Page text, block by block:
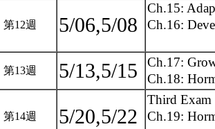
第12週 5/06,5/08
Ch.15:
Ch.16:
第13週 5/13,5/15
Ch.17:
Ch.18:
第14週 5/20,5/22
Third Exam
Ch.19: